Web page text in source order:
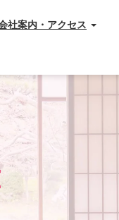
社案内・アクセス